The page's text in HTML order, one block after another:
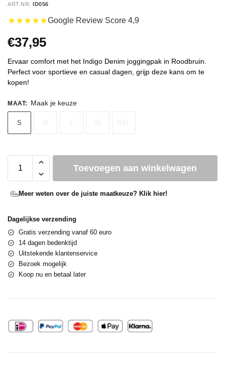
ART.NR: ID056
★★★★★Google Review Score 4,9
€37,95
Ervaar comfort met het Indigo Denim joggingpak in Roodbruin.
Perfect voor sportieve en casual dagen, grijp deze kans om te
kopen!
MAAT: Maak je keuze
S
Toevoegen aan winkelwagen
Meer weten over de juiste maatkeuze? Klik hier!
Dagelijkse verzending
Gratis verzending vanaf 60 euro
14 dagen bedenktijd
Uitstekende klantenservice
Bezoek mogelijk
Koop nu en betaal later